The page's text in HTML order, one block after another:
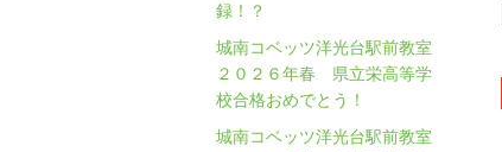
録！？
城南コベッツ洋光台駅前教室
２０２６年春 県立栄高等学
校合格おめでとう！
城南コベッツ洋光台駅前教室